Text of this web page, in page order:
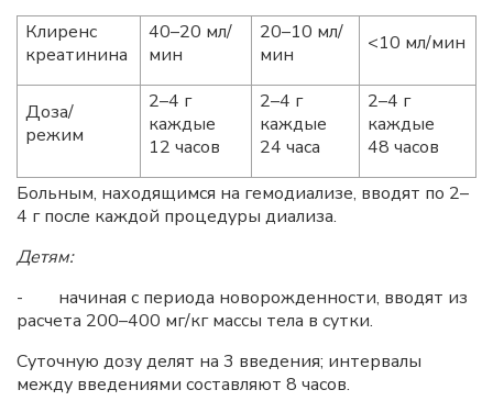
Клиренс
креатинина
40–20 мл/
мин
20–10 мл/
мин
<10 мл/мин
Доза/
режим
2–4 г
каждые
12 часов
2–4 г
каждые
24 часа
2–4 г
каждые
48 часов
Больным, находящимся на гемодиализе, вводят по 2–
4 г после каждой процедуры диализа.
Детям:
- начиная с периода новорожденности, вводят из
расчета 200–400 мг/кг массы тела в сутки.
Суточную дозу делят на 3 введения; интервалы
между введениями составляют 8 часов.